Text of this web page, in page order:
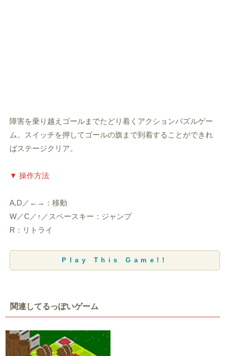
障害を乗り越えゴールまでたどり着くアクションパズルゲー
ム。スイッチを押してゴールの旗まで到着することができれ
ばステージクリア。
▼ 操作方法
A,D／←→：移動
W／C／↑／スペースキー：ジャンプ
R：リトライ
Play This Game!!
関連してるっぽいゲーム